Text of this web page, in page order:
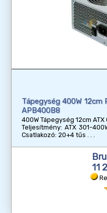
Tápegység 400W 12cm
APB400B8
400W Tápegység 12cm ATX
Teljesítmény: ATX 301-
Csatlakozó: 20+4 tűs
11